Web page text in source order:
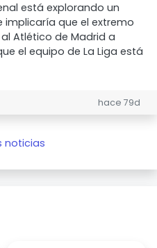
está explorando un
que el extremo
Atlético de Madrid a
el equipo de La Liga está
hace 79d
noticias